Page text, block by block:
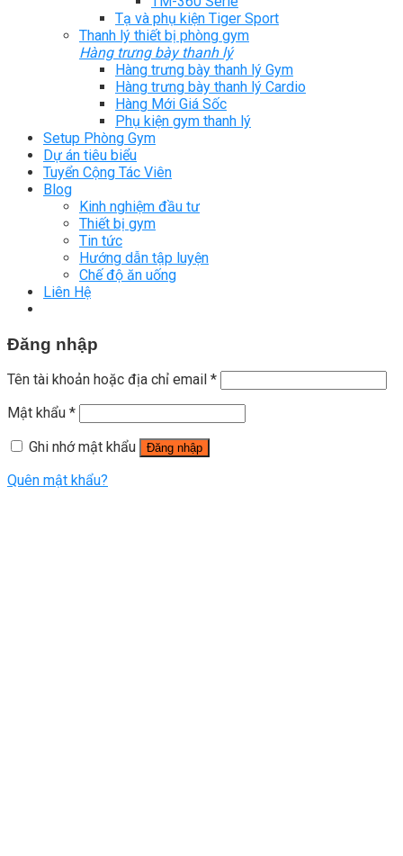
Tạ và phụ kiện Tiger Sport
Thanh lý thiết bị phòng gym
Hàng trưng bày thanh lý
Hàng trưng bày thanh lý Gym
Hàng trưng bày thanh lý Cardio
Hàng Mới Giá Sốc
Phụ kiện gym thanh lý
Setup Phòng Gym
Dự án tiêu biểu
Tuyển Cộng Tác Viên
Blog
Kinh nghiệm đầu tư
Thiết bị gym
Tin tức
Hướng dẫn tập luyện
Chế độ ăn uống
Liên Hệ
Đăng nhập
Tên tài khoản hoặc địa chỉ email *
Mật khẩu *
Ghi nhớ mật khẩu
Đăng nhập
Quên mật khẩu?